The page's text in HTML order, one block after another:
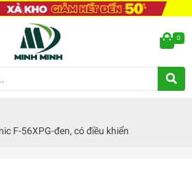
0
F-56XPG-đen, có điều khiển